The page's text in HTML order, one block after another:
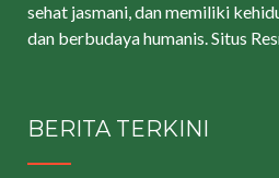
sehat jasmani, dan memiliki
dan berbudaya humanis.Situs
BERITA TERKINI